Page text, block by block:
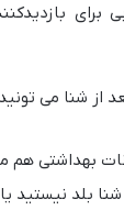
از شنا می
بهداشتی هم
بلد نیستید